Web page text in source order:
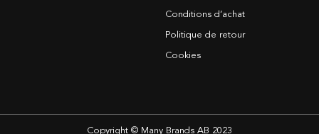
Conditions d’achat
Politique de retour
Cookies
Copyright © Many Brands AB 2023